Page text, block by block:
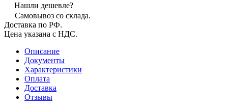
Нашли дешевле?
Самовывоз со склада.
Доставка по РФ.
Цена указана с НДС.
Описание
Документы
Характеристики
Оплата
Доставка
Отзывы